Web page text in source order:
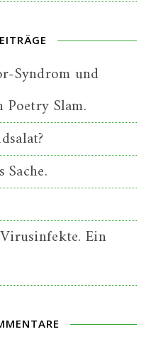
Syndrom und
Slam.
Ein